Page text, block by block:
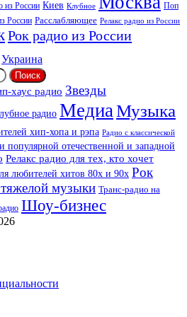
из России Киев Клубное Поп
России Расслабляющее Релакс радио из России
Рок радио из России
Украина
хаус радио Звезды
радио МедиаМузыка
хип-хопа и рэпа Радио с классической
популярной отечественной и западной
Релакс радио для тех, кто хочет
любителей хитов 80х и 90х Рок
музыки Транс-радио на
Шоу-бизнес